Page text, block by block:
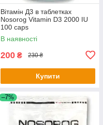
Вітамін Д3 в таблетках
Nosorog Vitamin D3 2000 IU
100 caps
В наявності
200 ₴ 230 ₴
Купити
–7%